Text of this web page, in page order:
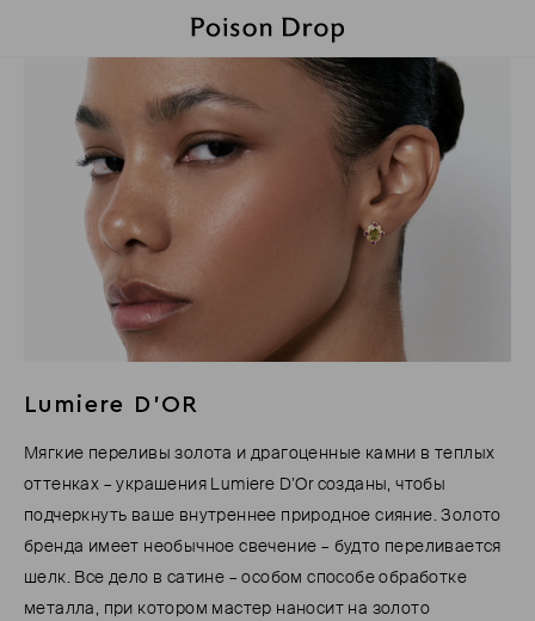
Lumiere D'OR
Мягкие переливы золота и драгоценные камни в теплых
оттенках – украшения Lumiere D’Or созданы, чтобы
подчеркнуть ваше внутреннее природное сияние. Золото
бренда имеет необычное свечение – будто переливается
шелк. Все дело в сатине – особом способе обработке
металла, при котором мастер наносит на золото